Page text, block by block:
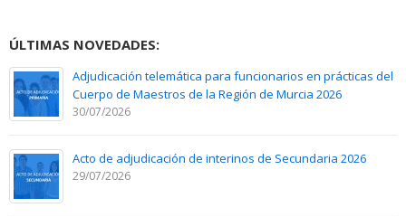
ÚLTIMAS NOVEDADES:
Adjudicación telemática para funcionarios en prácticas del
Cuerpo de Maestros de la Región de Murcia 2026
30/07/2026
Acto de adjudicación de interinos de Secundaria 2026
29/07/2026